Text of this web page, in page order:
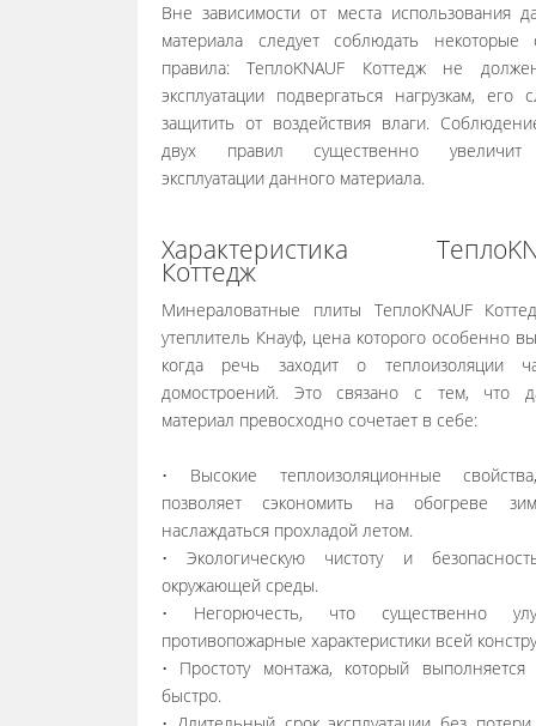
Вне зависимости от места использования
материала следует соблюдать некоторые
правила: ТеплоKNAUF Коттедж не
эксплуатации подвергаться нагрузкам, его
защитить от воздействия влаги.
двух правил существенно
эксплуатации данного материала.
Характеристика
Коттедж
Минераловатные плиты ТеплоKNAUF
утеплитель Кнауф, цена которого особенно
когда речь заходит о теплоизоляции
домостроений. Это связано с тем, что
материал превосходно сочетает в себе:
• Высокие теплоизоляционные
позволяет сэкономить на обогреве
наслаждаться прохладой летом.
• Экологическую чистоту и
окружающей среды.
• Негорючесть, что существенно
противопожарные характеристики всей
• Простоту монтажа, который выполняется
быстро.